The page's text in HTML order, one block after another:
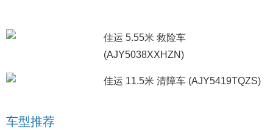
佳运 5.55米 救险车
(AJY5038XXHZN)
佳运 11.5米 清障车 (AJY5419TQZS)
车型推荐